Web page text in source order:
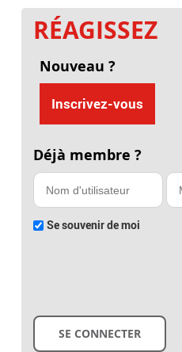
RÉAGISSEZ
Nouveau ?
Inscrivez-vous
Déjà membre ?
Se souvenir de moi